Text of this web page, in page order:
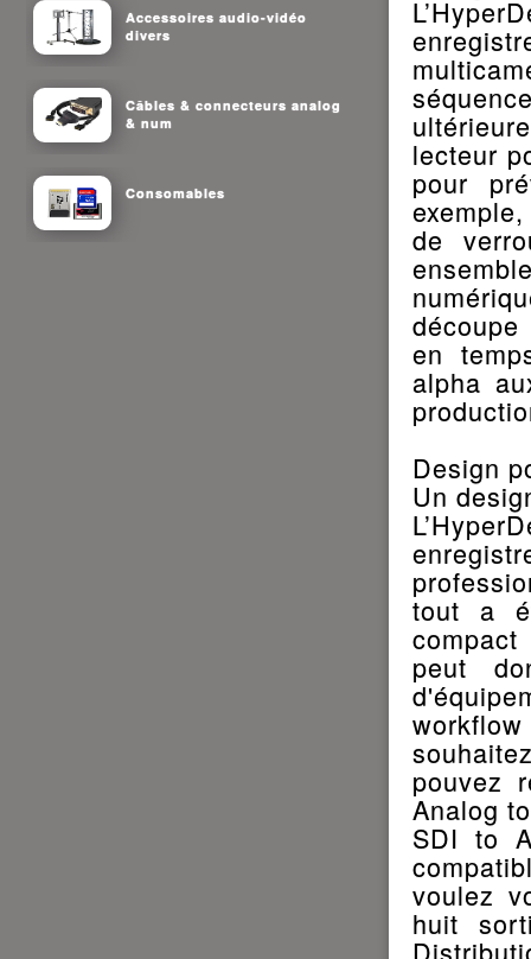
Accessoires audio-vidéo
divers
Câbles & connecteurs analog
& num
Consomables
lecteur
pour
de
en
alpha
Design
Un
tout a
peut
pouvez
Analog
SDI to
voulez
huit